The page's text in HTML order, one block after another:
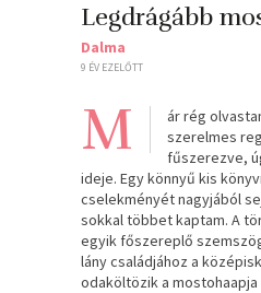
Legdrágább
Dalma
9 ÉV EZELŐTT
M
ár rég
szerelmes
fűszerezve,
ideje. Egy könnyű kis
cselekményét nagyjából
sokkal többet kaptam. A
egyik főszereplő
lány családjához a
odaköltözik a